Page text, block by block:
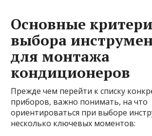
Основные
выбора
для монтажа
кондиционеров
Прежде чем перейти к списку
приборов, важно понимать, на что
ориентироваться при выборе
несколько ключевых моментов: